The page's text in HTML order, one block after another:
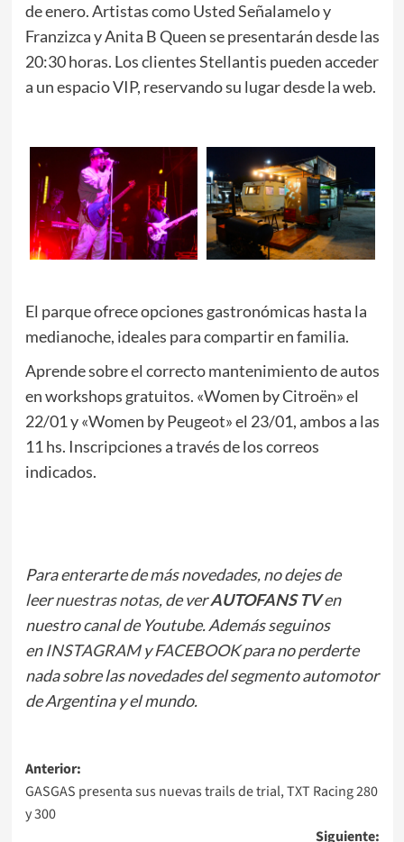
de enero. Artistas como Usted Señalamelo y
Franzizca y Anita B Queen se presentarán desde las
20:30 horas. Los clientes Stellantis pueden acceder
a un espacio VIP, reservando su lugar desde la web.
El parque ofrece opciones gastronómicas hasta la
medianoche, ideales para compartir en familia.
Aprende sobre el correcto mantenimiento de autos
en workshops gratuitos. «Women by Citroën» el
22/01 y «Women by Peugeot» el 23/01, ambos a las
11 hs. Inscripciones a través de los correos
indicados.
Para enterarte de más novedades, no dejes de
leernuestras notas, de ver AUTOFANS TVen
nuestro canal de Youtube. Además seguinos
enINSTAGRAMyFACEBOOKpara no perderte
nada sobre las novedades del segmento automotor
de Argentina y el mundo.
Navegación
de
entradas
Anterior:
GASGAS presenta sus nuevas trails de trial, TXT Racing 280
y 300
Siguiente: